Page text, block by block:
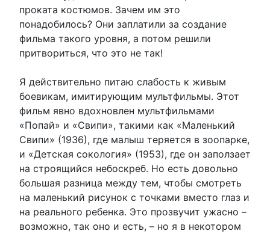
проката костюмов. Зачем им это
понадобилось? Они заплатили за создание
фильма такого уровня, а потом решили
притвориться, что это не так!
Я действительно питаю слабость к живым
боевикам, имитирующим мультфильмы. Этот
фильм явно вдохновлен мультфильмами
«Попай» и «Свипи», такими как «Маленький
Свипи» (1936), где малыш теряется в зоопарке,
и «Детская сокология» (1953), где он заползает
на строящийся небоскреб. Но есть довольно
большая разница между тем, чтобы смотреть
на маленький рисунок с точками вместо глаз и
на реального ребенка. Это прозвучит ужасно –
возможно, так оно и есть, – но я в некотором